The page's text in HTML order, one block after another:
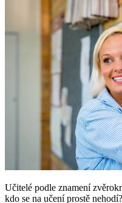
Učitelé podle znamení
kdo se na učení prostě nehodí?